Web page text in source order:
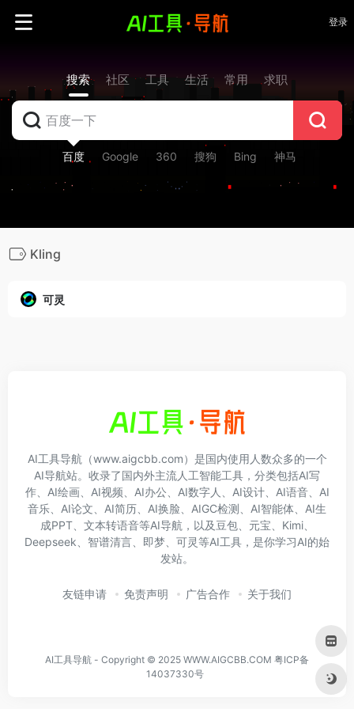
登录
搜索 社区 工具 生活 常用 求职
百度 Google 360 搜狗 Bing 神马
Kling
可灵
AI工具导航（www.aigcbb.com）是国内使用人数众多的一个
AI导航站。收录了国内外主流人工智能工具，分类包括AI写
作、AI绘画、AI视频、AI办公、AI数字人、AI设计、AI语音、AI
音乐、AI论文、AI简历、AI换脸、AIGC检测、AI智能体、AI生
成PPT、文本转语音等AI导航，以及豆包、元宝、Kimi、
Deepseek、智谱清言、即梦、可灵等AI工具，是你学习AI的始
发站。
友链申请 免责声明 广告合作 关于我们
AI工具导航 - Copyright © 2025 WWW.AIGCBB.COM 粤ICP备
14037330号